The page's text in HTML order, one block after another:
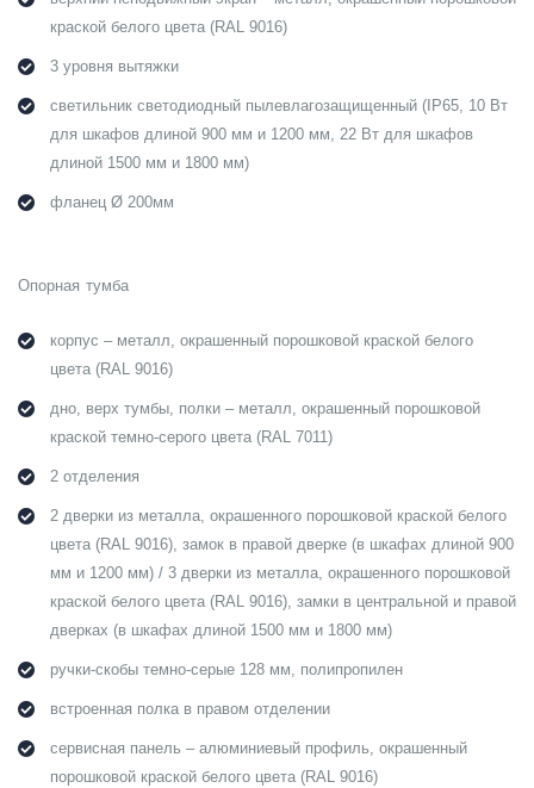
краской белого цвета (RAL 9016)
3 уровня вытяжки
светильник светодиодный пылевлагозащищенный (IP65, 10 Вт
для шкафов длиной 900 мм и 1200 мм, 22 Вт для шкафов
длиной 1500 мм и 1800 мм)
фланец Ø 200мм
Опорная тумба
корпус – металл, окрашенный порошковой краской белого
цвета (RAL 9016)
дно, верх тумбы, полки – металл, окрашенный порошковой
краской темно-серого цвета (RAL 7011)
2 отделения
2 дверки из металла, окрашенного порошковой краской белого
цвета (RAL 9016), замок в правой дверке (в шкафах длиной 900
мм и 1200 мм) / 3 дверки из металла, окрашенного порошковой
краской белого цвета (RAL 9016), замки в центральной и правой
дверках (в шкафах длиной 1500 мм и 1800 мм)
ручки-скобы темно-серые 128 мм, полипропилен
встроенная полка в правом отделении
сервисная панель – алюминиевый профиль, окрашенный
порошковой краской белого цвета (RAL 9016)